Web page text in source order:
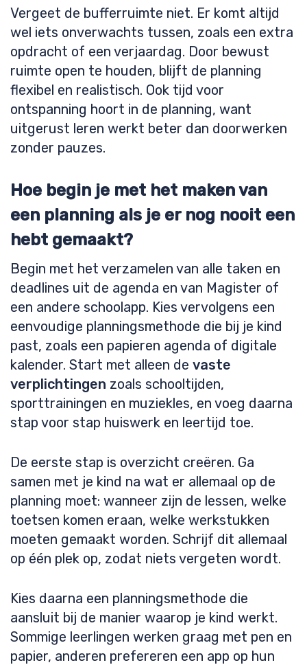
Vergeet de bufferruimte niet. Er komt altijd
wel iets onverwachts tussen, zoals een extra
opdracht of een verjaardag. Door bewust
ruimte open te houden, blijft de planning
flexibel en realistisch. Ook tijd voor
ontspanning hoort in de planning, want
uitgerust leren werkt beter dan doorwerken
zonder pauzes.
Hoe begin je met het maken van
een planning als je er nog nooit een
hebt gemaakt?
Begin met het verzamelen van alle taken en
deadlines uit de agenda en van Magister of
een andere schoolapp. Kies vervolgens een
eenvoudige planningsmethode die bij je kind
past, zoals een papieren agenda of digitale
kalender. Start met alleen de vaste
verplichtingen zoals schooltijden,
sporttrainingen en muziekles, en voeg daarna
stap voor stap huiswerk en leertijd toe.
De eerste stap is overzicht creëren. Ga
samen met je kind na wat er allemaal op de
planning moet: wanneer zijn de lessen, welke
toetsen komen eraan, welke werkstukken
moeten gemaakt worden. Schrijf dit allemaal
op één plek op, zodat niets vergeten wordt.
Kies daarna een planningsmethode die
aansluit bij de manier waarop je kind werkt.
Sommige leerlingen werken graag met pen en
papier, anderen prefereren een app op hun